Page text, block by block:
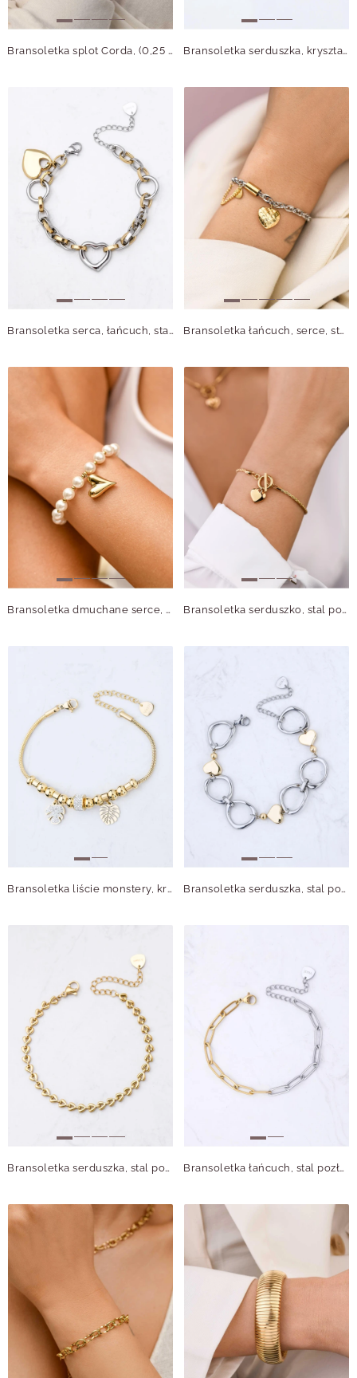
Bransoletka splot Corda, (0,25 cm), złoty S104660Z00 Bransoletka serduszka, kryształki, stal pozłacana S115145Z00
Bransoletka serca, łańcuch, stal pozłacana S112346M00 Bransoletka łańcuch, serce, stal pozłacana S112345M00
Bransoletka dmuchane serce, perły, stal pozłacana S109895Z02 Bransoletka serduszko, stal pozłacana S109348Z00
Bransoletka liście monstery, kryształki, złoty S107909Z00 Bransoletka serduszka, stal pozłacana S112994M00
Bransoletka serduszka, stal pozłacana S112351Z00 Bransoletka łańcuch, stal pozłacana S112344M00